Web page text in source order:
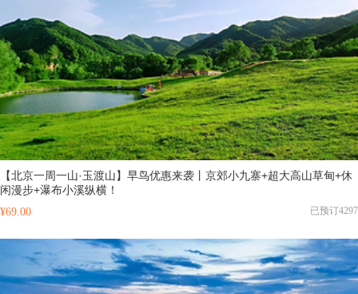
【北京一周一山·玉渡山】早鸟优惠来袭丨京郊小九寨+超大高山草甸+休
闲漫步+瀑布小溪纵横！
¥69.00 已预订4297